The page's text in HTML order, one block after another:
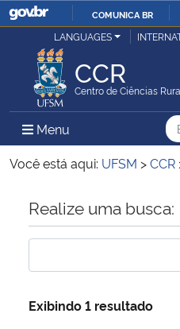
COMUNICA BR
Ministério da Justiça e Segurança
Ministério da Defesa
Ministério das Relações Exteriores
Ministério da Economia
Ministério da Infraestrutura
LANGUAGES
CCR
Centro de Ciências
Menu Menu Principal
Você está aqui: UFSM >CCR
Início do conteúdo
Realize uma busca:
Exibindo 1 resultado